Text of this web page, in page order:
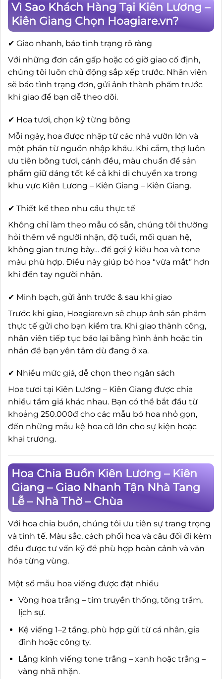
Vì Sao Khách Hàng Tại Kiên Lương –
Kiên Giang Chọn Hoagiare.vn?
✔ Giao nhanh, báo tình trạng rõ ràng
Với những đơn cần gấp hoặc có giờ giao cố định,
chúng tôi luôn chủ động sắp xếp trước. Nhân viên
sẽ báo tình trạng đơn, gửi ảnh thành phẩm trước
khi giao để bạn dễ theo dõi.
✔ Hoa tươi, chọn kỹ từng bông
Mỗi ngày, hoa được nhập từ các nhà vườn lớn và
một phần từ nguồn nhập khẩu. Khi cắm, thợ luôn
ưu tiên bông tươi, cánh đều, màu chuẩn để sản
phẩm giữ dáng tốt kể cả khi di chuyển xa trong
khu vực Kiên Lương – Kiên Giang – Kiên Giang.
✔ Thiết kế theo nhu cầu thực tế
Không chỉ làm theo mẫu có sẵn, chúng tôi thường
hỏi thêm về người nhận, độ tuổi, mối quan hệ,
không gian trưng bày… để gợi ý kiểu hoa và tone
màu phù hợp. Điều này giúp bó hoa “vừa mắt” hơn
khi đến tay người nhận.
✔ Minh bạch, gửi ảnh trước & sau khi giao
Trước khi giao, Hoagiare.vn sẽ chụp ảnh sản phẩm
thực tế gửi cho bạn kiểm tra. Khi giao thành công,
nhân viên tiếp tục báo lại bằng hình ảnh hoặc tin
nhắn để bạn yên tâm dù đang ở xa.
✔ Nhiều mức giá, dễ chọn theo ngân sách
Hoa tươi tại Kiên Lương – Kiên Giang được chia
nhiều tầm giá khác nhau. Bạn có thể bắt đầu từ
khoảng 250.000đ cho các mẫu bó hoa nhỏ gọn,
đến những mẫu kệ hoa cỡ lớn cho sự kiện hoặc
khai trương.
Hoa Chia Buồn Kiên Lương – Kiên
Giang – Giao Nhanh Tận Nhà Tang
Lễ – Nhà Thờ – Chùa
Với hoa chia buồn, chúng tôi ưu tiên sự trang trọng
và tinh tế. Màu sắc, cách phối hoa và câu đối đi kèm
đều được tư vấn kỹ để phù hợp hoàn cảnh và văn
hóa từng vùng.
Một số mẫu hoa viếng được đặt nhiều
Vòng hoa trắng – tím truyền thống, tông trầm,
lịch sự.
Kệ viếng 1–2 tầng, phù hợp gửi từ cá nhân, gia
đình hoặc công ty.
Lẵng kính viếng tone trắng – xanh hoặc trắng –
vàng nhã nhặn.